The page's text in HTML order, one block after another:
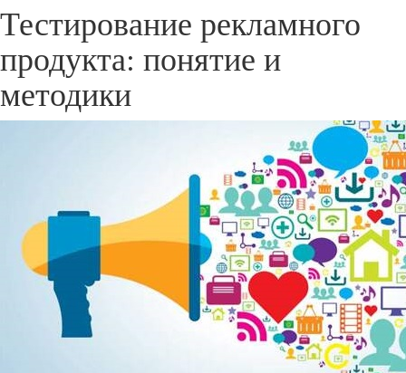
Тестирование рекламного
продукта: понятие и
методики